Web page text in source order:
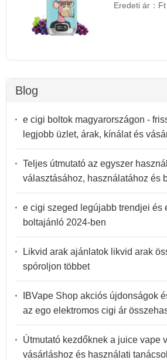
Eredeti ár：
Blog
e cigi boltok magyarországon -
legjobb üzlet, árak, kínálat és
Teljes útmutató az egyszer
választásához, használatához és
e cigi szeged legújabb trendjei és
boltajánló 2024-ben
Likvid arak ajánlatok likvid arak
spóroljon többet
IBVape Shop akciós újdonságok
az ego elektromos cigi ár
Útmutató kezdőknek a juice vape
vásárláshoz és használati